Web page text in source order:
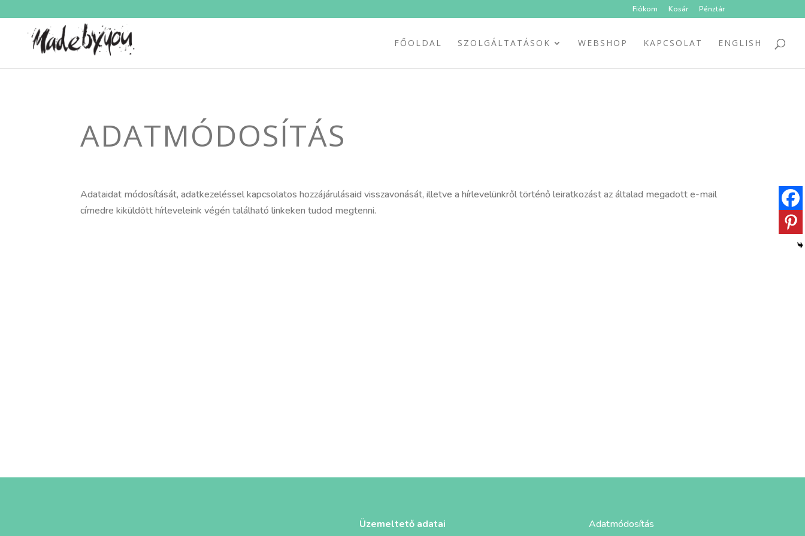
Fiókom Kosár Pénztár
FŐOLDAL SZOLGÁLTATÁSOK WEBSHOP KAPCSOLAT ENGLISH
ADATMÓDOSÍTÁS
Adataidat módosítását, adatkezeléssel kapcsolatos hozzájárulásaid visszavonását, illetve a hírlevelünkről történő leiratkozást az általad megadott e-mail
címedre kiküldött hírleveleink végén található linkeken tudod megtenni.
Üzemeltető adatai Adatmódosítás